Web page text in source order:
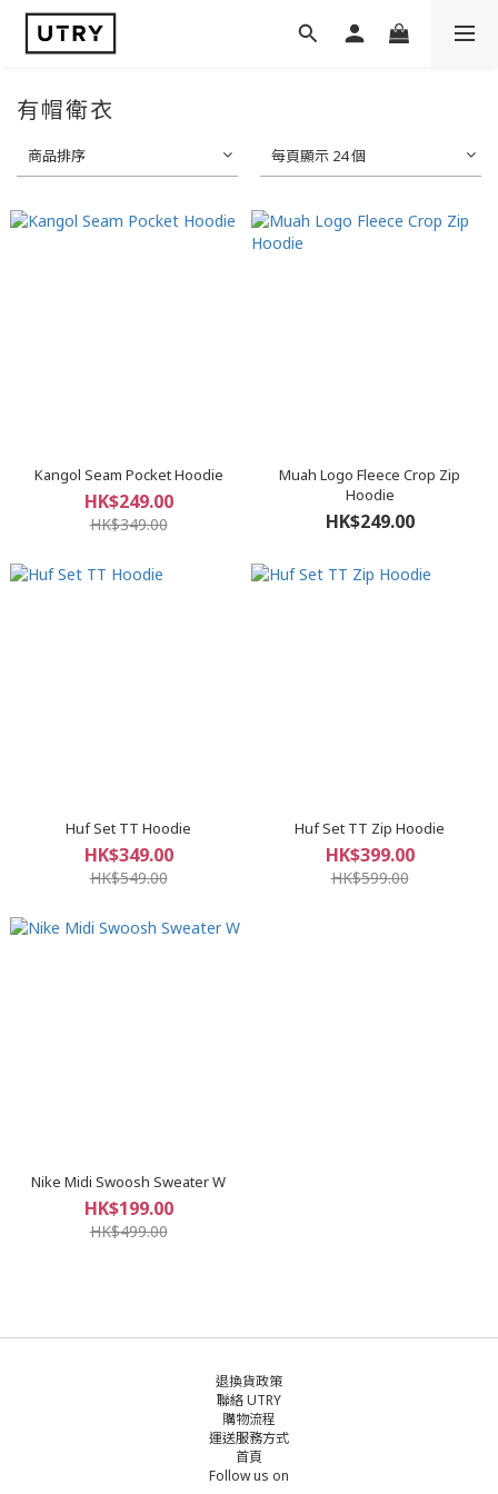
有帽衛衣
商品排序 每頁顯示 24 個
Kangol Seam Pocket Hoodie
HK$249.00
HK$349.00
Muah Logo Fleece Crop Zip
Hoodie
HK$249.00
Huf Set TT Hoodie
HK$349.00
HK$549.00
Huf Set TT Zip Hoodie
HK$399.00
HK$599.00
Nike Midi Swoosh Sweater W
HK$199.00
HK$499.00
退換貨政策
聯絡 UTRY
購物流程
運送服務方式
首頁
Follow us on